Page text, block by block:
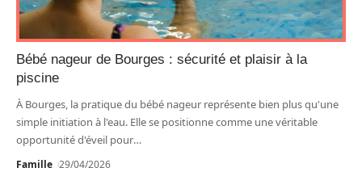
Bébé nageur de Bourges : sécurité et plaisir à la
piscine
À Bourges, la pratique du bébé nageur représente bien plus qu'une
simple initiation à l'eau. Elle se positionne comme une véritable
opportunité d'éveil pour…
Famille 29/04/2026